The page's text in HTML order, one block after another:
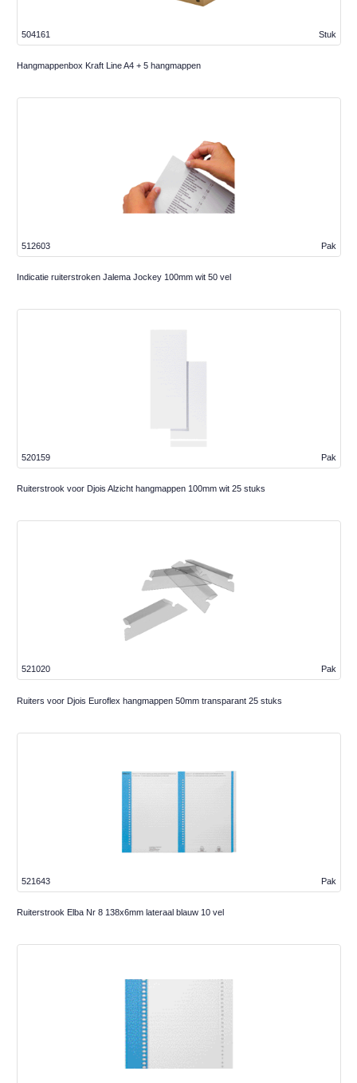
Stuk
504161
Hangmappenbox Kraft Line A4 + 5 hangmappen
Pak
512603
Indicatie ruiterstroken Jalema Jockey 100mm wit 50 vel
Pak
520159
Ruiterstrook voor Djois Alzicht hangmappen 100mm wit 25 stuks
Pak
521020
Ruiters voor Djois Euroflex hangmappen 50mm transparant 25 stuks
Pak
521643
Ruiterstrook Elba Nr 8 138x6mm lateraal blauw 10 vel